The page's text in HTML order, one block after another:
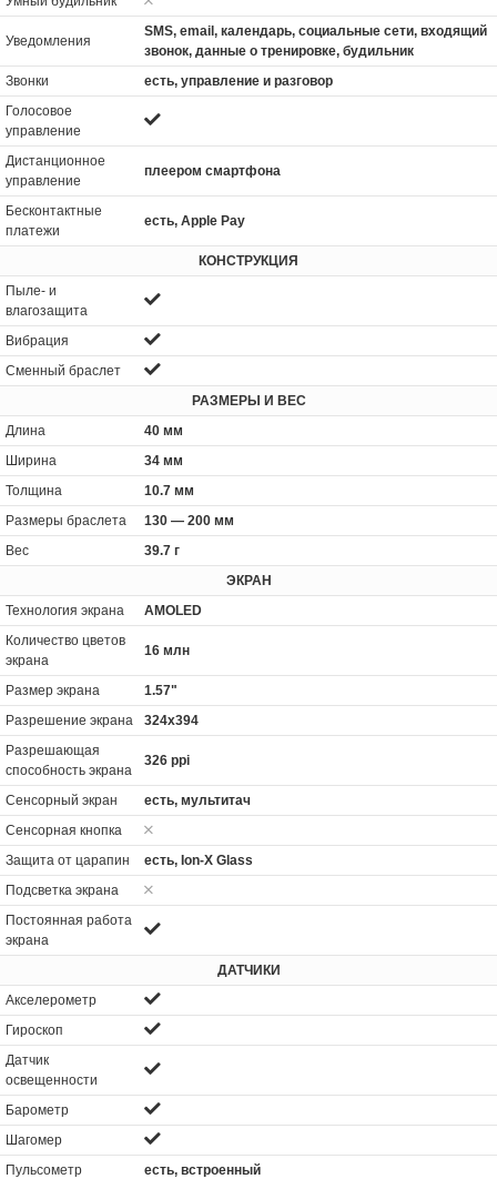
Уведомления
SMS, email, календарь, социальные сети, входящий
звонок, данные о тренировке, будильник
Звонки
есть, управление и разговор
Голосовое
управление
Дистанционное
управление
плеером смартфона
Бесконтактные
платежи
есть, Apple Pay
КОНСТРУКЦИЯ
Пыле- и
влагозащита
Вибрация
Сменный браслет
РАЗМЕРЫ И ВЕС
Длина
40 мм
Ширина
34 мм
Толщина
10.7 мм
Размеры браслета
130 — 200 мм
Вес
39.7 г
ЭКРАН
Технология экрана
AMOLED
Количество цветов
экрана
16 млн
Размер экрана
1.57"
Разрешение экрана
324x394
Разрешающая
способность экрана
326 ppi
Сенсорный экран
есть, мультитач
Сенсорная кнопка
Защита от царапин
есть, Ion-X Glass
Подсветка экрана
Постоянная работа
экрана
ДАТЧИКИ
Акселерометр
Гироскоп
Датчик
освещенности
Барометр
Шагомер
Пульсометр
есть, встроенный